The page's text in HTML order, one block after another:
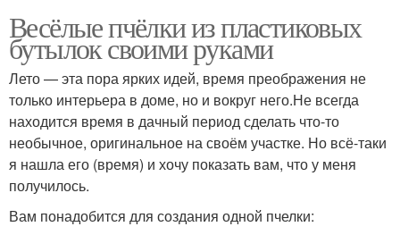
Весёлые пчёлки из пластиковых
бутылок своими руками
Лето — эта пора ярких идей, время преображения не
только интерьера в доме, но и вокруг него.Не всегда
находится время в дачный период сделать что-то
необычное, оригинальное на своём участке. Но всё-таки
я нашла его (время) и хочу показать вам, что у меня
получилось.
Вам понадобится для создания одной пчелки: